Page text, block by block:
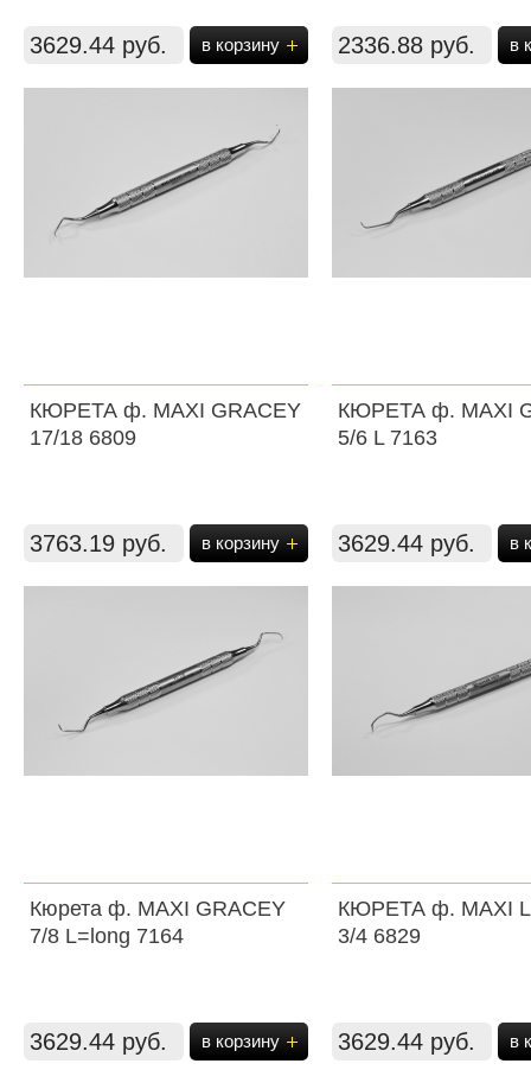
3629.44 руб. в корзину 2336.88 руб. в
КЮРЕТА ф. MAXI GRACEY
17/18 6809
3763.19 руб. в корзину
КЮРЕТА ф. MAXI
5/6 L 7163
3629.44 руб. в
Кюрета ф. MAXI GRACEY
7/8 L=long 7164
3629.44 руб. в корзину
КЮРЕТА ф. MAXI
3/4 6829
3629.44 руб. в